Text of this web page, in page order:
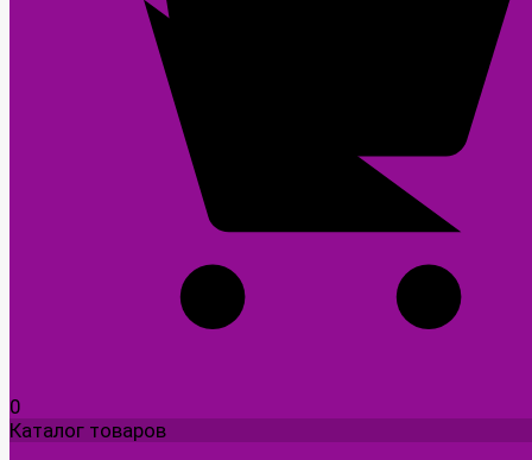
0
Каталог товаров